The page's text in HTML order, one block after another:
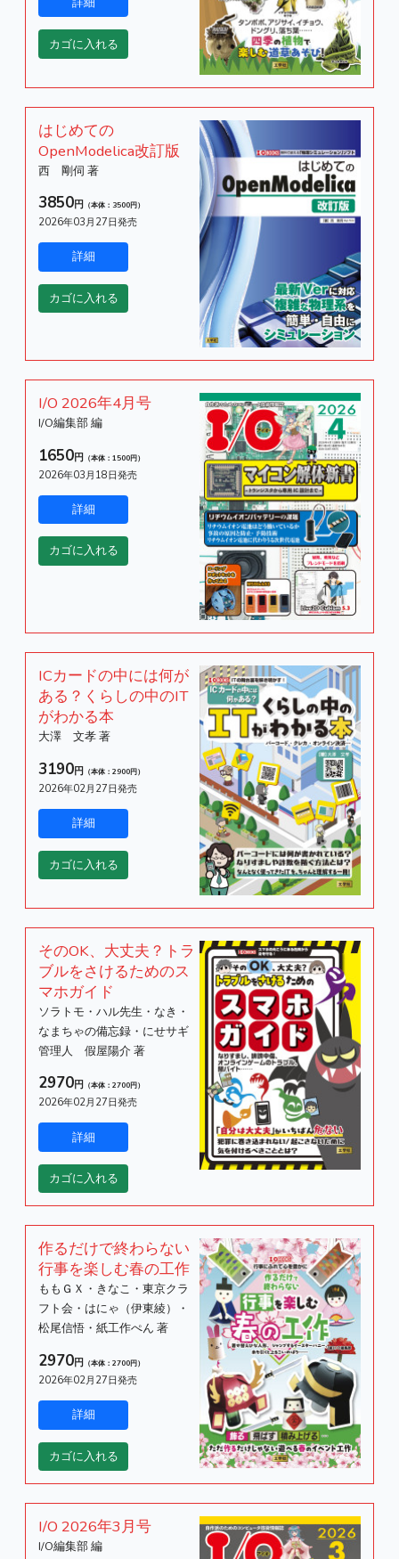
はじめての
OpenModelica改訂版
西 剛伺 著
3850円 （本体：3500円）
2026年03月27日発売
I/O 2026年4月号
I/O編集部 編
1650円 （本体：1500円）
2026年03月18日発売
ICカードの中には何が
ある？くらしの中のIT
がわかる本
大澤 文孝 著
3190円 （本体：2900円）
2026年02月27日発売
そのOK、大丈夫？トラ
ブルをさけるためのス
マホガイド
ソラトモ・ハル先生・なき・
なまちゃの備忘録・にせサギ
管理人 假屋陽介 著
2970円 （本体：2700円）
2026年02月27日発売
作るだけで終わらない
行事を楽しむ春の工作
ももＧＸ・きなこ・東京クラ
フト会・はにゃ（伊東綾）・
松尾信悟・紙工作ぺん 著
2970円 （本体：2700円）
2026年02月27日発売
I/O 2026年3月号
I/O編集部 編